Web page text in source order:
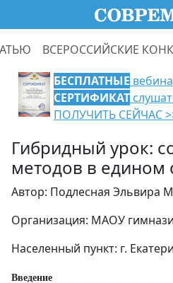
ВСЕРОССИЙСКИЕ
БЕСПЛАТНЫЕ
СЕРТИФИКАТ
ПОЛУЧИТЬ СЕЙЧАС
Гибридный урок:
методов в едином
Автор: Подлесная Эльвира
Организация: МАОУ
Населенный пункт: г.
Введение